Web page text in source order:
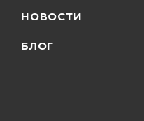
НОВОСТИ
БЛОГ